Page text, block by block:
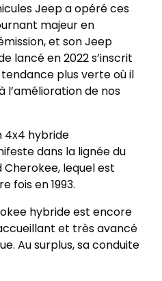
Jeep a opéré ces
majeur en
et son Jeep
lancé en 2022 s’inscrit
plus verte où il
l’amélioration de nos
4x4 hybride
dans la lignée du
lequel est
fois en 1993.
hybride est encore
et très avancé
Au surplus, sa conduite